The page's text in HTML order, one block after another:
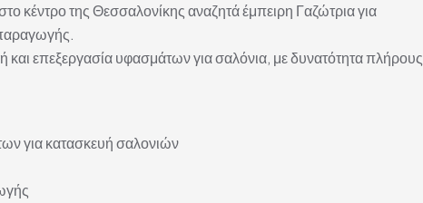
κέντρο της Θεσσαλονίκης αναζητά έμπειρη Γαζώτρια για
επεξεργασία υφασμάτων για σαλόνια, με δυνατότητα πλήρους
για κατασκευή σαλονιών